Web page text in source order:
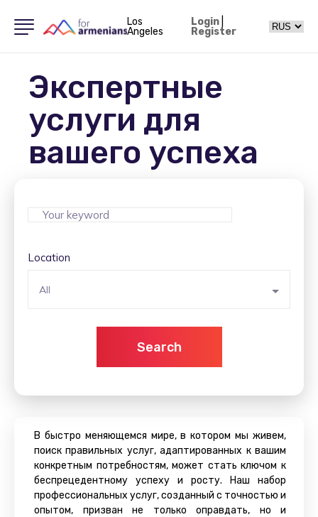
Los
Angeles
Login|
Register
Экспертные
услуги для
вашего успеха
Location
All
Search
В быстро меняющемся мире, в котором мы живем,
поиск правильных услуг, адаптированных к вашим
конкретным потребностям, может стать ключом к
беспрецедентному успеху и росту. Наш набор
профессиональных услуг, созданный с точностью и
опытом, призван не только оправдать, но и